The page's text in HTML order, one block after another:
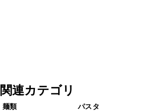
関連カテゴリ
麺類 パスタ